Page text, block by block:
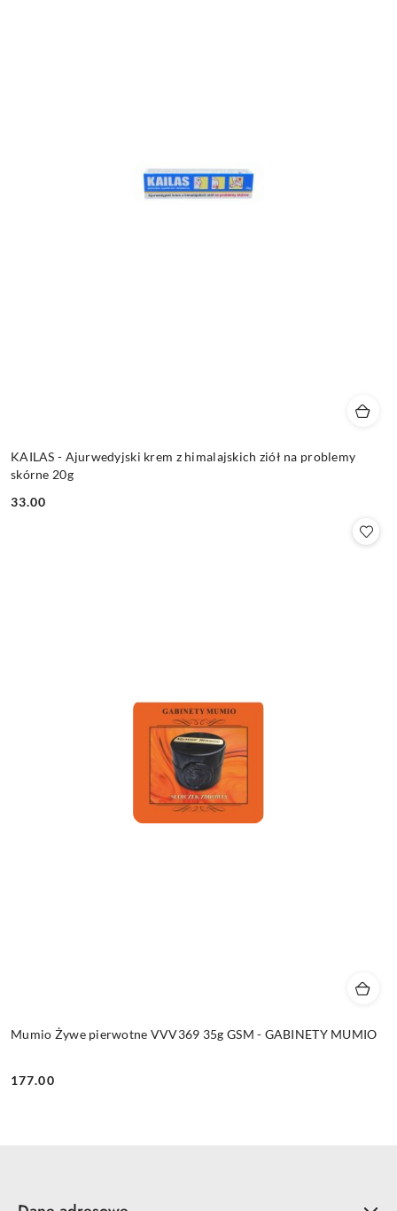
KAILAS - Ajurwedyjski krem z himalajskich ziół na problemy
skórne 20g
Cena:
33.00
Mumio Żywe pierwotne VVV369 35g GSM - GABINETY MUMIO
Cena:
177.00